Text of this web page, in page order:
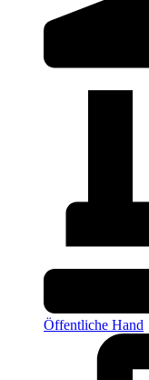
Öffentliche Hand